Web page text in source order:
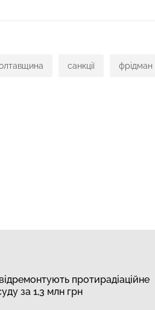
санкції фрідман
протирадіаційне
за 1,3 млн грн